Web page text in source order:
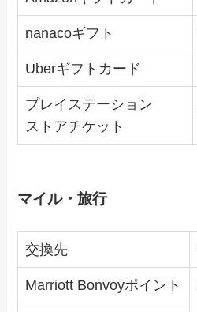
nanacoギフト
Uberギフトカード
プレイステーション
ストアチケット
マイル・旅行
交換先
Marriott Bonvoyポイント